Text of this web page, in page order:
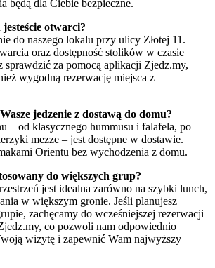
będą dla Ciebie bezpieczne.
otwarci?
do naszego lokalu przy ulicy Złotej 11.
oraz dostępność stolików w czasie
sprawdzić za pomocą aplikacji Zjedz.my,
wygodną rezerwację miejsca z
jedzenie z dostawą do domu?
– od klasycznego hummusu i falafela, po
mezze – jest dostępne w dostawie.
Orientu bez wychodzenia z domu.
do większych grup?
jest idealna zarówno na szybki lunch,
w większym gronie. Jeśli planujesz
zachęcamy do wcześniejszej rezerwacji
co pozwoli nam odpowiednio
wizytę i zapewnić Wam najwyższy